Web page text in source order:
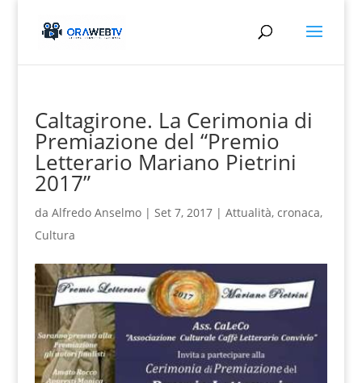
Caltagirone. La Cerimonia di
Premiazione del “Premio
Letterario Mariano Pietrini
2017”
da Alfredo Anselmo| Set 7, 2017| Attualità, cronaca,
Cultura